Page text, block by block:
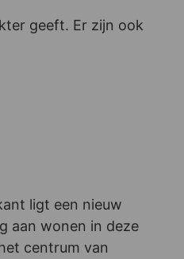
geeft. Er zijn ook
ligt een nieuw
aan wonen in deze
centrum van